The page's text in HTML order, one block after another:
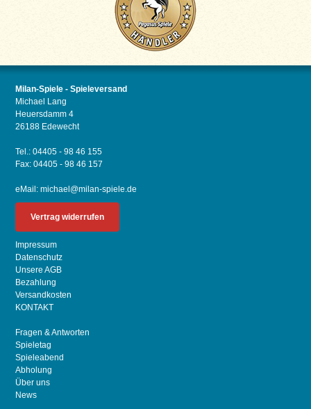
Milan-Spiele - Spieleversand
Michael Lang
Heuersdamm 4
26188 Edewecht
Tel.: 04405 - 98 46 155
Fax: 04405 - 98 46 157
eMail:michael@milan-spiele.de
Vertrag widerrufen
Impressum
Datenschutz
Unsere AGB
Bezahlung
Versandkosten
KONTAKT
Fragen & Antworten
Spieletag
Spieleabend
Abholung
Über uns
News